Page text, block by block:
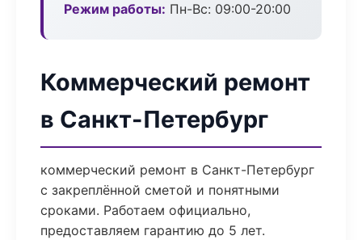
Режим работы: Пн-Вс: 09:00-20:00
Коммерческий ремонт
в Санкт-Петербург
коммерческий ремонт в Санкт-Петербург
с закреплённой сметой и понятными
сроками. Работаем официально,
предоставляем гарантию до 5 лет.